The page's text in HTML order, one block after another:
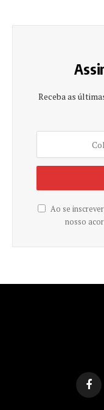
Receba as
Ao se
nosso